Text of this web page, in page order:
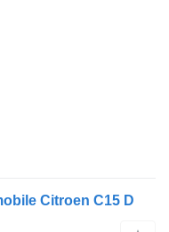
Citroen C15 D